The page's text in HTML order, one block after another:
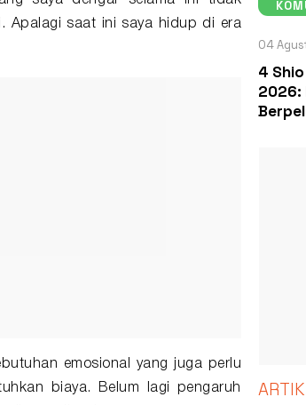
Apalagi saat ini saya hidup di era
emosional yang juga perlu
biaya. Belum lagi pengaruh
04
4
2026: